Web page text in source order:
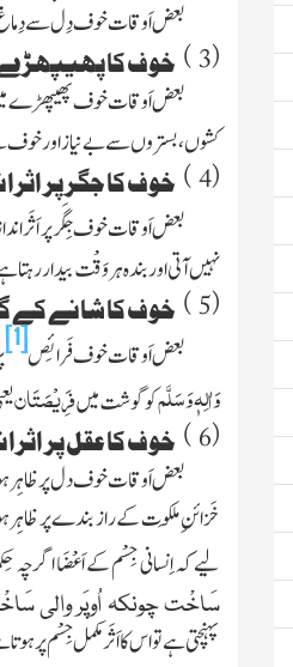
بعض اَوقات خوف دِل سے دِماغ کی
(
3
) خوف کا پھیپھڑے
بعض اَوقات خوف پھیپھڑے
کشوں، بستروں سے بے نیاز اور
(
4
) خوف کا جگر پر
بعض اَوقات خوف جِگَر پر اَثَر
نہیں آتی اور بندہ ہر وَقْت بیدار
(
5
) خوف کا شانے کے
بعض اَوقات خوف فَرائِص[1]
وَاٰلِہٖ وَسَلَّمکو گوشت میںفَرِیْصَتَان
(
6
) خوف کا عقل پر
بعض اَوقات خوف دل پر ظاہِر
خَزائنِ مَلکوت کے راز بندے پر
لیے کہ اِنسانی جِسْم کے اَعْضَا اگرچہ
سَاخْت چونکہ اُوپَر والی
پہنچتی ہے تو اس کا اَثَر مکمل جِسْم